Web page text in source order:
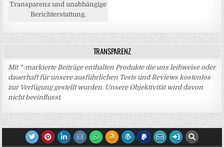
Transparenz und unabhängige
Berichterstattung.
TRANSPARENZ
Mit *-markierte Beiträge enthalten Produkte die uns leihweise oder
dauerhaft für unsere ausführlichen Tests und Reviews kostenlos
zur Verfügung gestellt wurden. Unsere Objektivität wird davon
nicht beeinflusst.